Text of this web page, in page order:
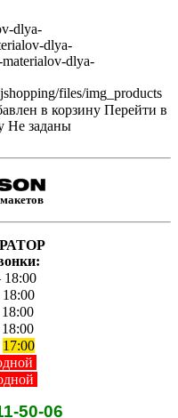
dlya-
dlya-
dlya-
files/img_products
в корзину Перейти в
Не заданы
17:00
50-06